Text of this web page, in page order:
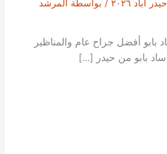
٢٠٢٦ / بواسطة
المرشد
بابو أفضل جراح عام والمناظير
بابو من حيدر […]